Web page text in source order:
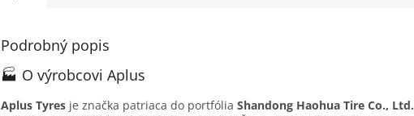
Podrobný popis
🏭 O výrobcovi Aplus
Aplus Tyres je značka patriaca do portfólia Shandong Haohua Tire Co., Ltd.